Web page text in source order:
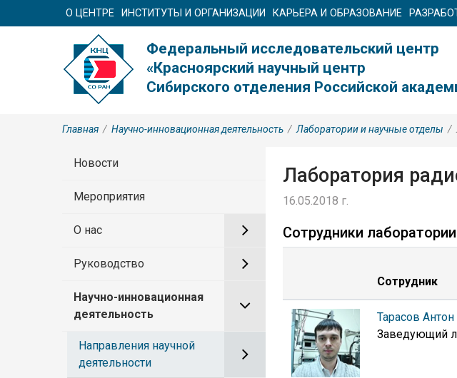
О ЦЕНТРЕ ИНСТИТУТЫ И ОРГАНИЗАЦИИ КАРЬЕРА И ОБРАЗОВАНИЕ
Федеральный исследовательский центр
«Красноярский научный центр
Сибирского отделения Российской
Главная / Научно-инновационная деятельность / Лаборатории и научные отделы /
Новости
Мероприятия
О нас
Руководство
Научно-инновационная
деятельность
Направления научной
деятельности
Лаборатория
16.05.2018 г.
Сотрудники лаборатории
Сотрудник
Тарасов
Заведующий